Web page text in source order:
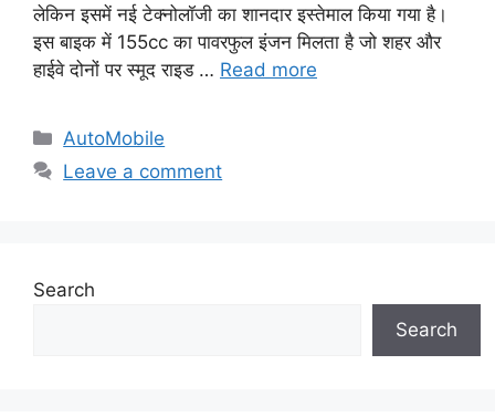
लेकिन इसमें नई टेक्नोलॉजी का शानदार इस्तेमाल किया गया है।
इस बाइक में 155cc का पावरफुल इंजन मिलता है जो शहर और
हाईवे दोनों पर स्मूद राइड … Read more
Categories
AutoMobile
Leave a comment
Search
Search